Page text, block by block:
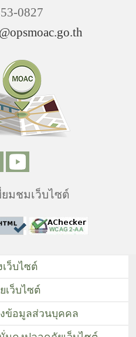
0827
มชมเว็บไซต์
ว็บไซต์
เว็บไซต์
ข้อมูลส่วนบุคคล